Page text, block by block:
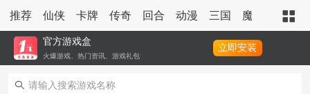
推荐 仙侠 卡牌 传奇 回合 动漫 三国 魔幻 策略
官方游戏盒
火爆游戏、热门资讯、游戏礼包
立即安装